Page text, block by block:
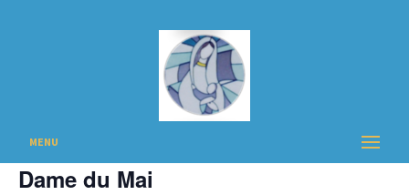
MENU
« Tous les Évènements
Cet évènement est passé
Pèlerinage au Sanctuaire de Notre
Dame du Mai